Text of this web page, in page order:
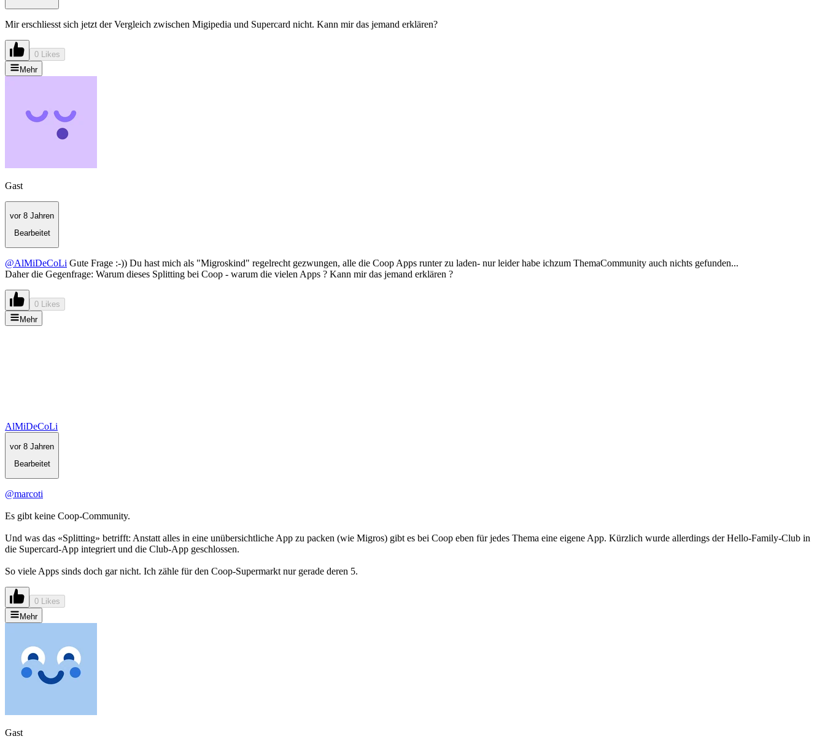
Mir erschliesst sich jetzt der Vergleich zwischen Migipedia und Supercard nicht. Kann mir das jemand erklären?
0 Likes
Mehr
Gast
vor 8 Jahren
Bearbeitet
@AlMiDeCoLi Gute Frage :-)) Du hast mich als "Migroskind" regelrecht gezwungen, alle die Coop Apps runter zu laden- nur leider habe ichzum ThemaCommunity auch nichts gefunden...
Daher die Gegenfrage: Warum dieses Splitting bei Coop - warum die vielen Apps ? Kann mir das jemand erklären ?
0 Likes
Mehr
AlMiDeCoLi
vor 8 Jahren
Bearbeitet
@marcoti
Es gibt keine Coop-Community.
Und was das «Splitting» betrifft: Anstatt alles in eine unübersichtliche App zu packen (wie Migros) gibt es bei Coop eben für jedes Thema eine eigene App. Kürzlich wurde allerdings der Hello-Family-Club in
die Supercard-App integriert und die Club-App geschlossen.
So viele Apps sinds doch gar nicht. Ich zähle für den Coop-Supermarkt nur gerade deren 5.
0 Likes
Mehr
Gast